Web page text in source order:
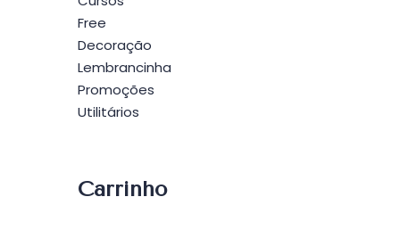
Free
Decoração
Lembrancinha
Promoções
Utilitários
Carrinho